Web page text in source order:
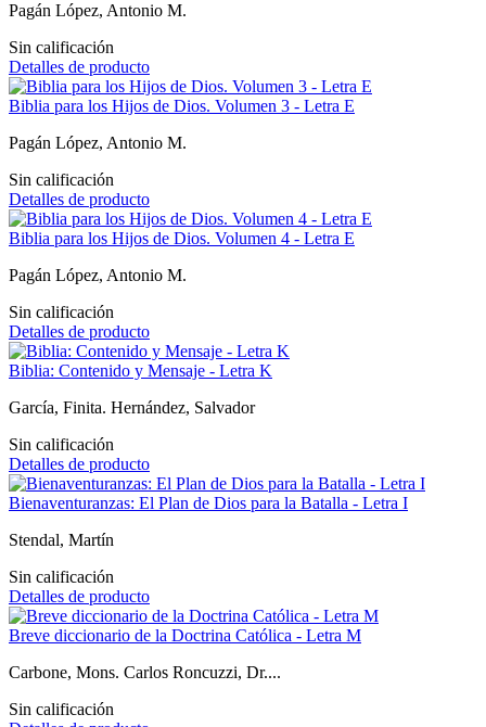
Pagán López, Antonio M.
Sin calificación
Detalles de producto
Biblia para los Hijos de Dios. Volumen 3 - Letra E
Pagán López, Antonio M.
Sin calificación
Detalles de producto
Biblia para los Hijos de Dios. Volumen 4 - Letra E
Pagán López, Antonio M.
Sin calificación
Detalles de producto
Biblia: Contenido y Mensaje - Letra K
García, Finita. Hernández, Salvador
Sin calificación
Detalles de producto
Bienaventuranzas: El Plan de Dios para la Batalla - Letra I
Stendal, Martín
Sin calificación
Detalles de producto
Breve diccionario de la Doctrina Católica - Letra M
Carbone, Mons. Carlos Roncuzzi, Dr....
Sin calificación